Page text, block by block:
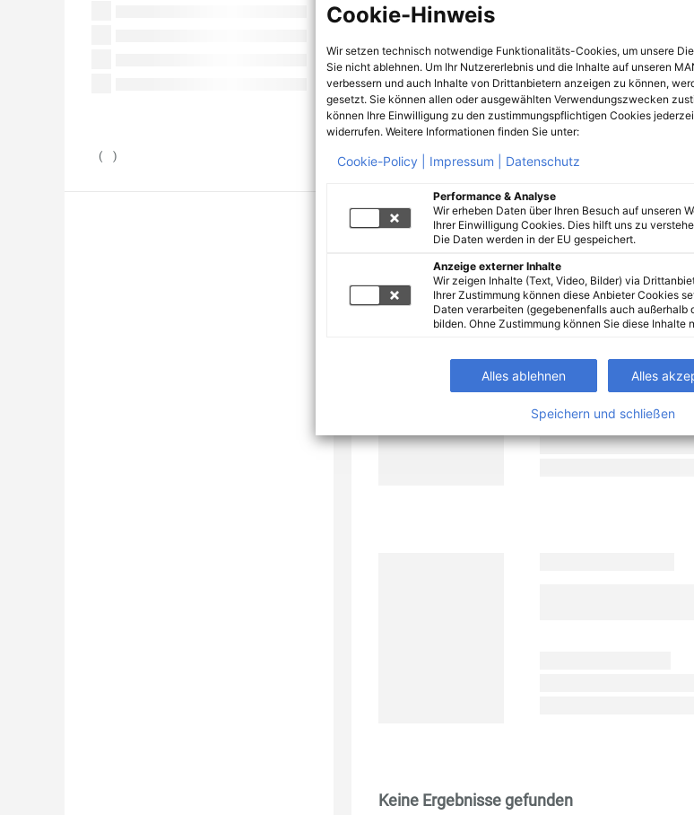
Keine Ergebnisse gefunden
( )
Cookie-Hinweis
Wir setzen technisch notwendige Funktionalitäts-Cookies, um unsere
Sie nicht ablehnen. Um Ihr Nutzererlebnis und die Inhalte auf unseren
verbessern und auch Inhalte von Drittanbietern anzeigen zu können,
gesetzt. Sie können allen oder ausgewählten Verwendungszwecken
können Ihre Einwilligung zu den zustimmungspflichtigen Cookies
widerrufen. Weitere Informationen finden Sie unter:
Cookie-Policy | Impressum | Datenschutz
Performance & Analyse
Wir erheben Daten über Ihren Besuch auf unseren
Ihrer Einwilligung Cookies. Dies hilft uns zu
Die Daten werden in der EU gespeichert.
Anzeige externer Inhalte
Wir zeigen Inhalte (Text, Video, Bilder) via
Ihrer Zustimmung können diese Anbieter Cookies
Daten verarbeiten (gegebenenfalls auch außerhalb
bilden. Ohne Zustimmung können Sie diese Inhalte
Alles ablehnen Alles
Speichern und schließen